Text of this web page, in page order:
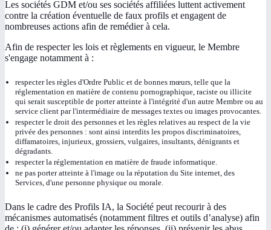
Les sociétés GDM et/ou ses sociétés affiliées luttent activement
contre la création éventuelle de faux profils et engagent de
nombreuses actions afin de remédier à cela.
Afin de respecter les lois et règlements en vigueur, le Membre
s'engage notamment à :
respecter les règles d'Ordre Public et de bonnes mœurs, telle que la
réglementation en matière de contenu pornographique, raciste ou illicite
qui serait susceptible de porter atteinte à l'intégrité d'un autre Membre ou au
service client par l'intermédiaire de messages textes ou images provocantes.
respecter le droit des personnes et les règles relatives au respect de la vie
privée des personnes : sont ainsi interdits les propos discriminatoires,
diffamatoires, injurieux, grossiers, vulgaires, insultants, dénigrants et
dégradants.
respecter la réglementation en matière de fraude informatique.
ne pas porter atteinte à l'image ou la réputation du Site internet, des
Services, d'une personne physique ou morale.
Dans le cadre des Profils IA, la Société peut recourir à des
mécanismes automatisés (notamment filtres et outils d’analyse) afin